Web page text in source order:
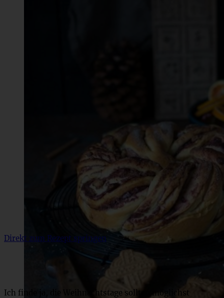
Direkt zum Rezept springen
Ich finde ja, die Weihnachtstage sollten möglichst